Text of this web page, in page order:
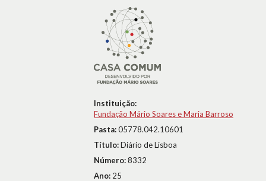
Instituição:
Fundação Mário Soares e Maria Barroso
Pasta:05778.042.10601
Título:Diário de Lisboa
Número:8332
Ano: 25